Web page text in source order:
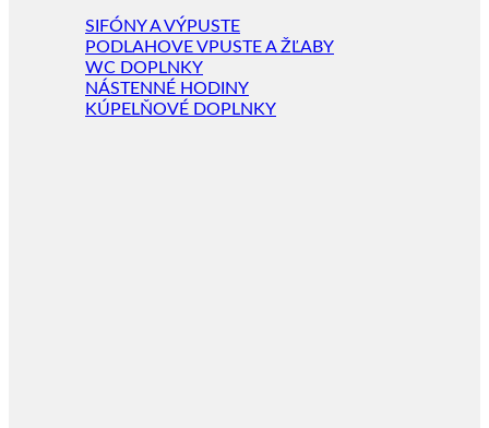
SIFÓNY A VÝPUSTE
PODLAHOVE VPUSTE A ŽĽABY
WC DOPLNKY
NÁSTENNÉ HODINY
KÚPELŇOVÉ DOPLNKY